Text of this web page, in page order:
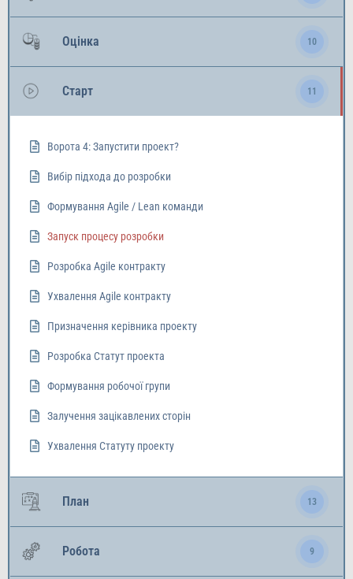
Оцінка 10
Старт 11
Ворота 4: Запустити проект?
Вибір підхода до розробки
Формування Agile / Lean команди
Запуск процесу розробки
Розробка Agile контракту
Ухвалення Agile контракту
Призначення керівника проекту
Розробка Статут проекта
Формування робочої групи
Залучення зацікавлених сторін
Ухвалення Статуту проекту
План 13
Робота 9